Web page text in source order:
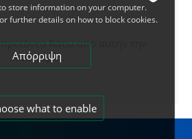
Κάτω από αυτήν την
Κατηγορία.
store information on your computer.
further details on how to block cookies.
Απόρριψη
what to enable